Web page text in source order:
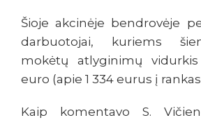
Šioje akcinėje bendrovėje
darbuotojai, kuriems
mokėtų atlyginimų vidurkis
euro (apie 1 334 eurus į
Kaip komentavo S.